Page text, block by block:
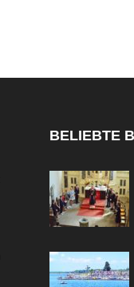
BELIEBTE